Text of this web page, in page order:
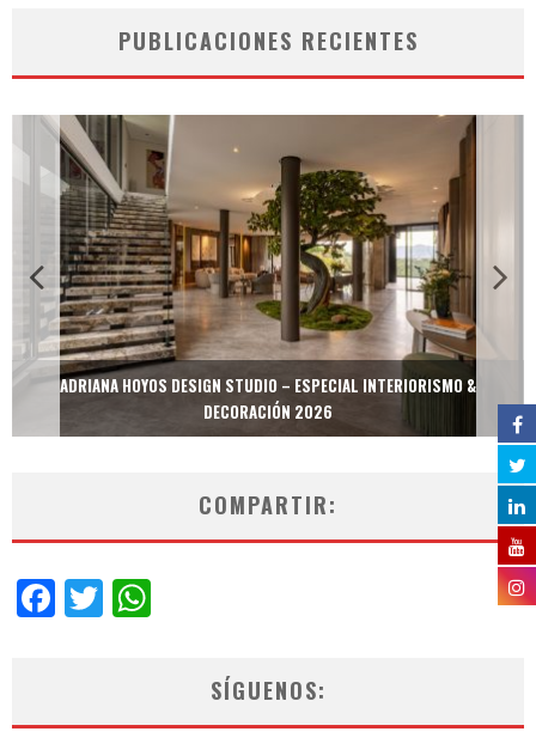
PUBLICACIONES RECIENTES
ADRIANA HOYOS DESIGN STUDIO – ESPECIAL INTERIORISMO &
DECORACIÓN 2026
COMPARTIR:
Facebook
Twitter
SÍGUENOS: